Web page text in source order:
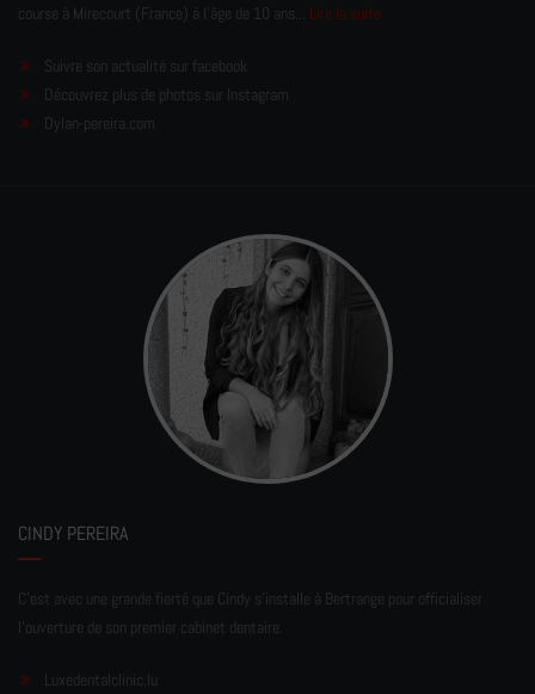
course à Mirecourt (France) à l'âge de 10 ans... Lire la suite
Suivre son actualité sur facebook
Découvrez plus de photos sur Instagram
Dylan-pereira.com
CINDY PEREIRA
C'est avec une grande fierté que Cindy s'installe à Bertrange pour officialiser
l'ouverture de son premier cabinet dentaire.
Luxedentalclinic.lu